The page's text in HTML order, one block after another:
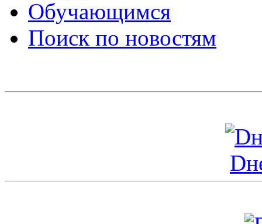
Обучающимся
Поиск по новостям